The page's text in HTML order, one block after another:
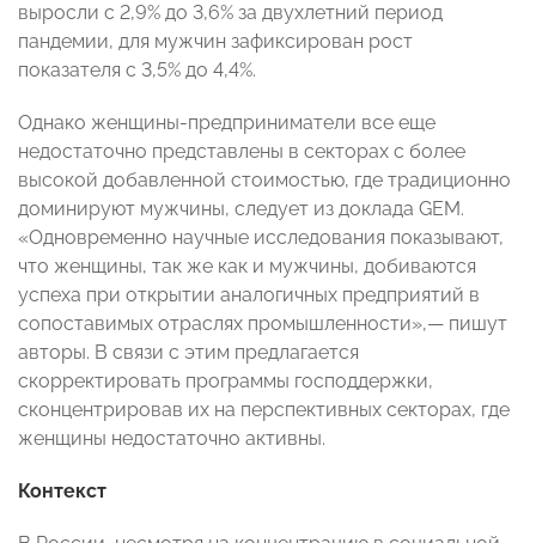
выросли с 2,9% до 3,6% за двухлетний период
пандемии, для мужчин зафиксирован рост
показателя с 3,5% до 4,4%.
Однако женщины-предприниматели все еще
недостаточно представлены в секторах с более
высокой добавленной стоимостью, где традиционно
доминируют мужчины, следует из доклада GEM.
«Одновременно научные исследования показывают,
что женщины, так же как и мужчины, добиваются
успеха при открытии аналогичных предприятий в
сопоставимых отраслях промышленности»,— пишут
авторы. В связи с этим предлагается
скорректировать программы господдержки,
сконцентрировав их на перспективных секторах, где
женщины недостаточно активны.
Контекст